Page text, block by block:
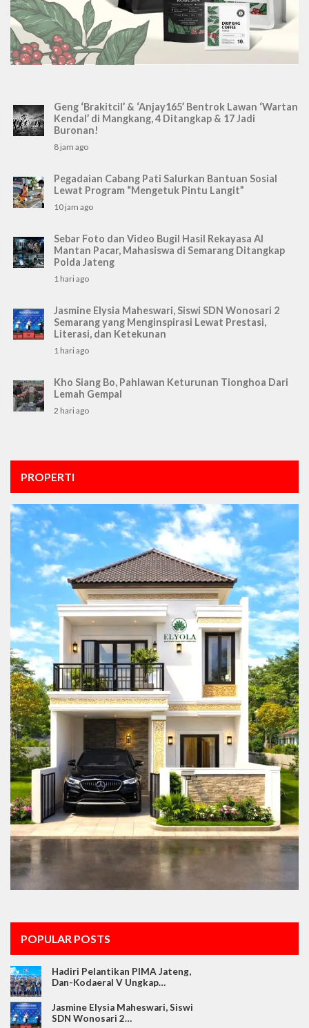
Geng ‘Brakitcil’ & ‘Anjay165’ Bentrok Lawan ‘Wartan
Kendal’ di Mangkang, 4 Ditangkap & 17 Jadi
Buronan!
8 jam ago
Pegadaian Cabang Pati Salurkan Bantuan Sosial
Lewat Program “Mengetuk Pintu Langit”
10 jam ago
Sebar Foto dan Video Bugil Hasil Rekayasa AI
Mantan Pacar, Mahasiswa di Semarang Ditangkap
Polda Jateng
1 hari ago
Jasmine Elysia Maheswari, Siswi SDN Wonosari 2
Semarang yang Menginspirasi Lewat Prestasi,
Literasi, dan Ketekunan
1 hari ago
Kho Siang Bo, Pahlawan Keturunan Tionghoa Dari
Lemah Gempal
2 hari ago
PROPERTI
POPULAR POSTS
Hadiri Pelantikan PIMA Jateng,
Dan-Kodaeral V Ungkap…
Jasmine Elysia Maheswari, Siswi
SDN Wonosari 2…